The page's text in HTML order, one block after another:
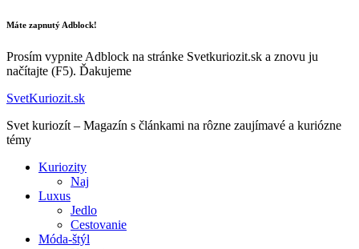
Máte zapnutý Adblock!
Prosím vypnite Adblock na stránke Svetkuriozit.sk a znovu ju
načítajte (F5). Ďakujeme
SvetKuriozit.sk
Svet kuriozít – Magazín s článkami na rôzne zaujímavé a kuriózne
témy
Kuriozity
Naj
Luxus
Jedlo
Cestovanie
Móda-štýl